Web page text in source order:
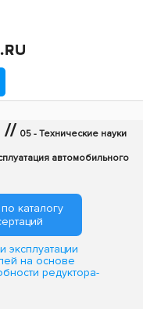
// 05 - Технические науки
автомобильного
каталогу
на основе
редуктора-